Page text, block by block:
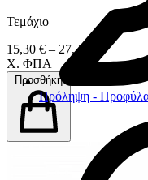
Πρόληψη -
Τεμάχιο
15,30 € – 27,30 €
Χ. ΦΠΑ
Προσθήκη